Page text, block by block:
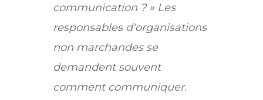
communication ? » Les
responsables d'organisations
non marchandes se
demandent souvent
comment communiquer.